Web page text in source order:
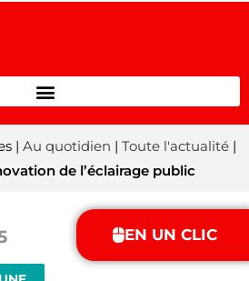
EN UN CLIC
| Au quotidien | Toute l'actualité |
de l’éclairage public